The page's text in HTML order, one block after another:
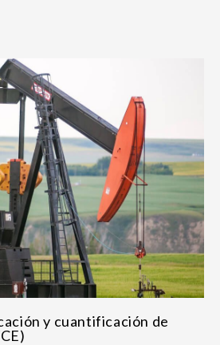
y cuantificación de